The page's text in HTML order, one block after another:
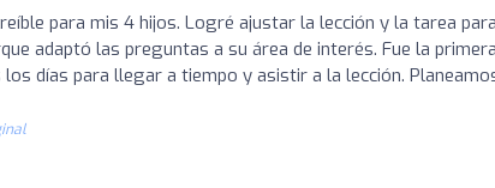
para mis 4 hijos. Logré ajustar la lección y la tarea
adaptó las preguntas a su área de interés. Fue la
días para llegar a tiempo y asistir a la lección.